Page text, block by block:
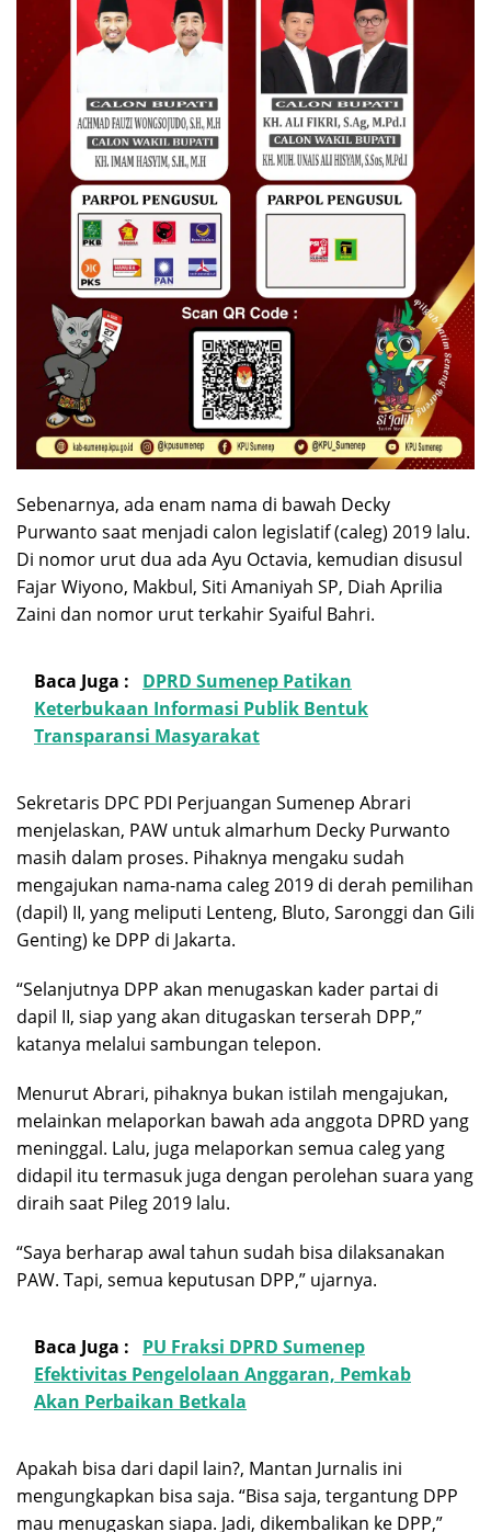
Sebenarnya, ada enam nama di bawah Decky
Purwanto saat menjadi calon legislatif (caleg) 2019 lalu.
Di nomor urut dua ada Ayu Octavia, kemudian disusul
Fajar Wiyono, Makbul, Siti Amaniyah SP, Diah Aprilia
Zaini dan nomor urut terkahir Syaiful Bahri.
Baca Juga :
DPRD Sumenep Patikan
Keterbukaan Informasi Publik Bentuk
Transparansi Masyarakat
Sekretaris DPC PDI Perjuangan Sumenep Abrari
menjelaskan, PAW untuk almarhum Decky Purwanto
masih dalam proses. Pihaknya mengaku sudah
mengajukan nama-nama caleg 2019 di derah pemilihan
(dapil) II, yang meliputi Lenteng, Bluto, Saronggi dan Gili
Genting) ke DPP di Jakarta.
“Selanjutnya DPP akan menugaskan kader partai di
dapil II, siap yang akan ditugaskan terserah DPP,”
katanya melalui sambungan telepon.
Menurut Abrari, pihaknya bukan istilah mengajukan,
melainkan melaporkan bawah ada anggota DPRD yang
meninggal. Lalu, juga melaporkan semua caleg yang
didapil itu termasuk juga dengan perolehan suara yang
diraih saat Pileg 2019 lalu.
“Saya berharap awal tahun sudah bisa dilaksanakan
PAW. Tapi, semua keputusan DPP,” ujarnya.
Baca Juga :
PU Fraksi DPRD Sumenep
Efektivitas Pengelolaan Anggaran, Pemkab
Akan Perbaikan Betkala
Apakah bisa dari dapil lain?, Mantan Jurnalis ini
mengungkapkan bisa saja. “Bisa saja, tergantung DPP
mau menugaskan siapa. Jadi, dikembalikan ke DPP,”